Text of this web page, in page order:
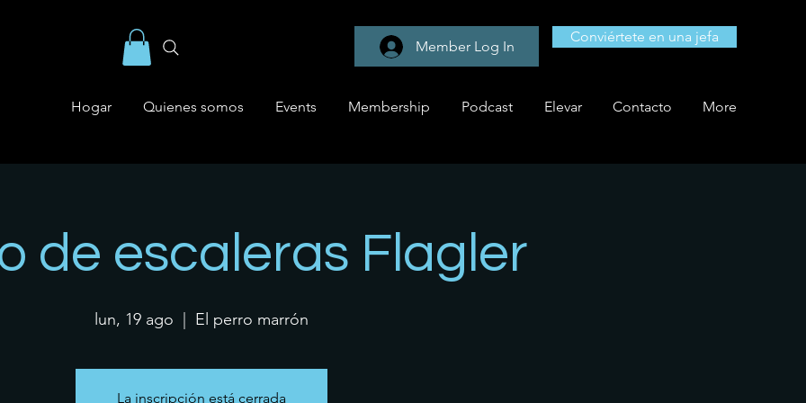
Member Log In
Conviértete en una jefa
Hogar Quienes somos Events Membership Podcast Elevar Contacto More
de escaleras Flagler
lun, 19 ago
  |
El perro marrón
La inscripción está cerrada